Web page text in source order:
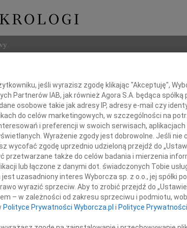
pamięci
Ofierska
jeśli wyrazisz zgodę klikając "Akceptuję",
Partnerów IAB, jak również Agora S.A. będąca
osobowe takie jak adresy IP, adresy e-mail czy
do celów marketingowych, w szczególności na
i preferencji w swoich serwisach, aplikacjach
Wyrażenie zgody jest dobrowolne. Jeśli nie
wycofać zgodę uprzednio udzieloną przejdź do
przetwarzane także do celów badania i mierzenia
lub łączone z danymi dot. świadczonych Tobie
uzasadniony interes Wyborcza sp. z o.o., jej spółki
wyrazić sprzeciw. Aby to zrobić przejdź do
– w zależności od zakresu sprzeciwu i podmiotu,
Polityce Prywatności Wyborcza.pl i Polityce Prywatności